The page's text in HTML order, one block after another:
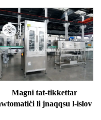
Magni tat-tikkettar
li jnaqqsu l-islov